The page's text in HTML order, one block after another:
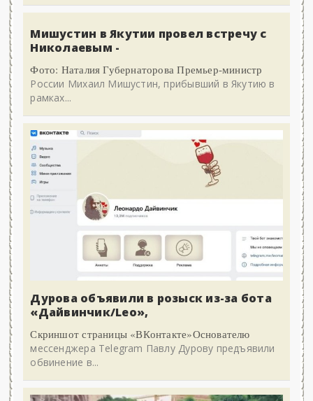
Мишустин в Якутии провел встречу с
Николаевым -
Фото: Наталия Губернаторова Премьер-министр
России Михаил Мишустин, прибывший в Якутию в
рамках...
Дурова объявили в розыск из-за бота
«Дайвинчик/Leo»,
Скриншот страницы «ВКонтакте»Основателю
мессенджера Telegram Павлу Дурову предъявили
обвинение в...